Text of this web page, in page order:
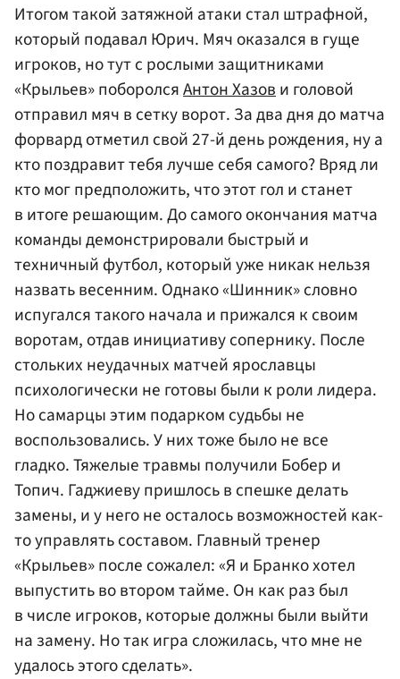
Итогом такой затяжной атаки стал штрафной,
который подавал Юрич. Мяч оказался в гуще
игроков, но тут с рослыми защитниками
«Крыльев» поборолсяАнтон Хазови головой
отправил мяч в сетку ворот. За два дня до матча
форвард отметил свой 27-й день рождения, ну а
кто поздравит тебя лучше себя самого? Вряд ли
кто мог предположить, что этот гол и станет
в итоге решающим. До самого окончания матча
команды демонстрировали быстрый и
техничный футбол, который уже никак нельзя
назвать весенним. Однако «Шинник» словно
испугался такого начала и прижался к своим
воротам, отдав инициативу сопернику. После
стольких неудачных матчей ярославцы
психологически не готовы были к роли лидера.
Но самарцы этим подарком судьбы не
воспользовались. У них тоже было не все
гладко. Тяжелые травмы получили Бобер и
Топич. Гаджиеву пришлось в спешке делать
замены, и у него не осталось возможностей как-
то управлять составом. Главный тренер
«Крыльев» после сожалел: «Я и Бранко хотел
выпустить во втором тайме. Он как раз был
в числе игроков, которые должны были выйти
на замену. Но так игра сложилась, что мне не
удалось этого сделать».